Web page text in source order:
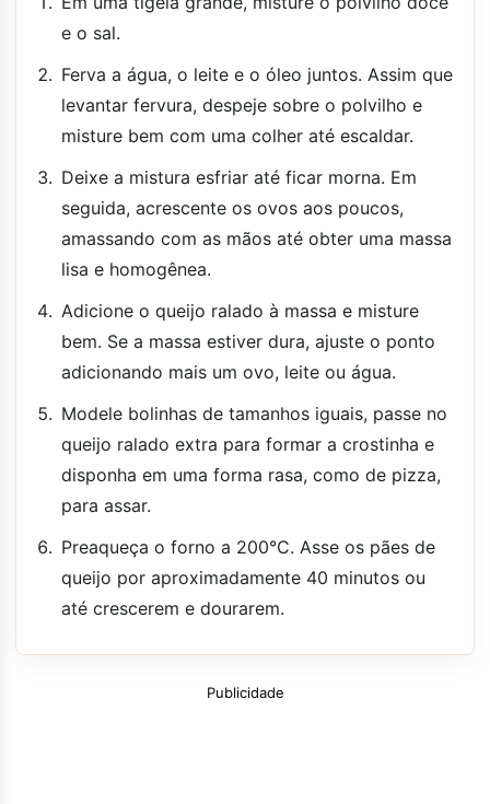
e o sal.
Ferva a água, o leite e o óleo juntos. Assim que
levantar fervura, despeje sobre o polvilho e
misture bem com uma colher até escaldar.
Deixe a mistura esfriar até ficar morna. Em
seguida, acrescente os ovos aos poucos,
amassando com as mãos até obter uma massa
lisa e homogênea.
Adicione o queijo ralado à massa e misture
bem. Se a massa estiver dura, ajuste o ponto
adicionando mais um ovo, leite ou água.
Modele bolinhas de tamanhos iguais, passe no
queijo ralado extra para formar a crostinha e
disponha em uma forma rasa, como de pizza,
para assar.
Preaqueça o forno a 200°C. Asse os pães de
queijo por aproximadamente 40 minutos ou
até crescerem e dourarem.
Publicidade